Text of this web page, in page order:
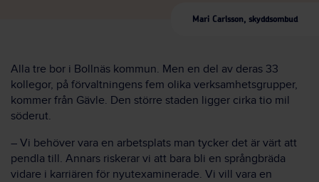
Mari Carlsson, skyddsombud
Alla tre bor i Bollnäs kommun. Men en del av deras 33
kollegor, på förvaltningens fem olika verksamhetsgrupper,
kommer från Gävle. Den större staden ligger cirka tio mil
söderut.
– Vi behöver vara en arbetsplats man tycker det är värt att
pendla till. Annars riskerar vi att bara bli en språngbräda
vidare i karriären för nyutexaminerade. Vi vill vara en